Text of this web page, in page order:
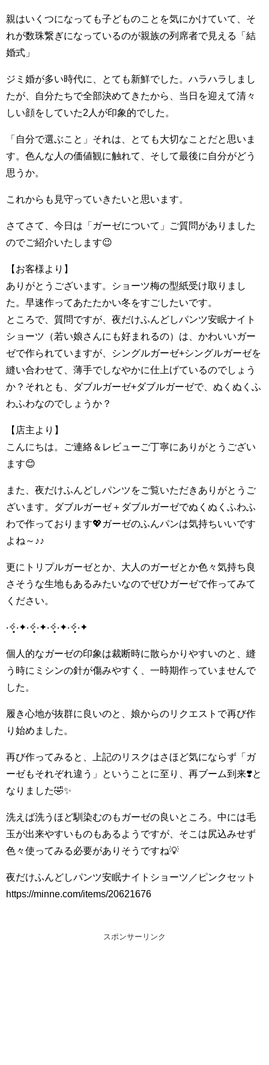
親はいくつになっても子どものことを気にかけていて、そ
れが数珠繋ぎになっているのが親族の列席者で見える「結
婚式」
ジミ婚が多い時代に、とても新鮮でした。ハラハラしまし
たが、自分たちで全部決めてきたから、当日を迎えて清々
しい顔をしていた2人が印象的でした。
「自分で選ぶこと」それは、とても大切なことだと思いま
す。色んな人の価値観に触れて、そして最後に自分がどう
思うか。
これからも見守っていきたいと思います。
さてさて、今日は「ガーゼについて」ご質問がありました
のでご紹介いたします😉
【お客様より】
ありがとうございます。ショーツ梅の型紙受け取りまし
た。早速作ってあたたかい冬をすごしたいです。
ところで、質問ですが、夜だけふんどしパンツ安眠ナイト
ショーツ（若い娘さんにも好まれるの）は、かわいいガー
ゼで作られていますが、シングルガーゼ+シングルガーゼを
縫い合わせて、薄手でしなやかに仕上げているのでしょう
か？それとも、ダブルガーゼ+ダブルガーゼで、ぬくぬくふ
わふわなのでしょうか？
【店主より】
こんにちは。ご連絡＆レビューご丁寧にありがとうござい
ます😊
また、夜だけふんどしパンツをご覧いただきありがとうご
ざいます。ダブルガーゼ＋ダブルガーゼでぬくぬくふわふ
わで作っております💖ガーゼのふんパンは気持ちいいです
よね～♪♪
更にトリプルガーゼとか、大人のガーゼとか色々気持ち良
さそうな生地もあるみたいなのでぜひガーゼで作ってみて
ください。
‧✧̣̥̇‧✦‧✧̣̥̇‧✦‧✧̣̥̇‧✦‧✧̣̥̇‧✦
個人的なガーゼの印象は裁断時に散らかりやすいのと、縫
う時にミシンの針が傷みやすく、一時期作っていませんで
した。
履き心地が抜群に良いのと、娘からのリクエストで再び作
り始めました。
再び作ってみると、上記のリスクはさほど気にならず「ガ
ーゼもそれぞれ違う」ということに至り、再ブーム到来❣️と
なりました🤣✨
洗えば洗うほど馴染むのもガーゼの良いところ。中には毛
玉が出来やすいものもあるようですが、そこは尻込みせず
色々使ってみる必要がありそうですね💡
夜だけふんどしパンツ安眠ナイトショーツ／ピンクセット
https://minne.com/items/20621676
スポンサーリンク